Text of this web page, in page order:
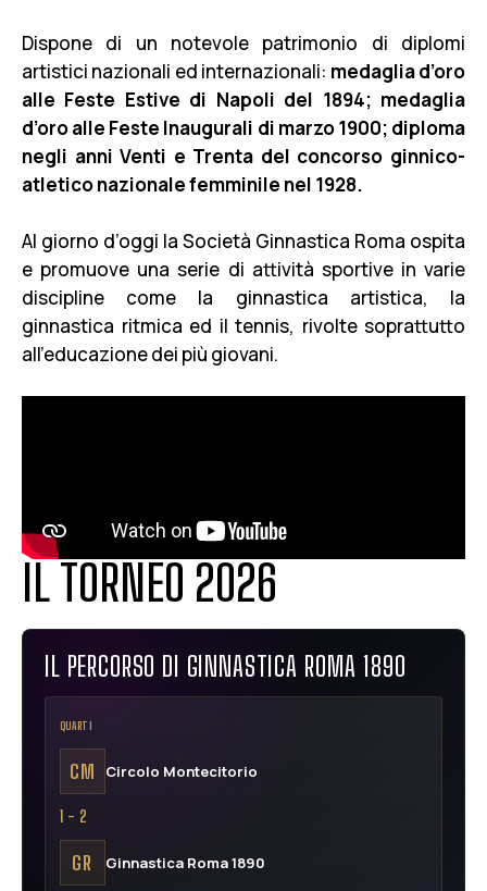
Dispone di un notevole patrimonio di diplomi
artistici nazionali ed internazionali: medaglia d’oro
alle Feste Estive di Napoli del 1894; medaglia
d’oro alle Feste Inaugurali di marzo 1900; diploma
negli anni Venti e Trenta del concorso ginnico-
atletico nazionale femminile nel 1928.
Al giorno d’oggi la Società Ginnastica Roma ospita
e promuove una serie di attività sportive in varie
discipline come la ginnastica artistica, la
ginnastica ritmica ed il tennis, rivolte soprattutto
all’educazione dei più giovani.
LTORN EO 2026
IL PERCORSO DI GINNASTICA ROMA 1890
QUARTI
CM Circolo Montecitorio
1 - 2
GR Ginnastica Roma 1890